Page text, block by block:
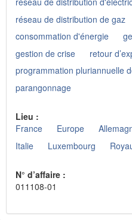
réseau de distribution de gaz
consommation d'énergie
gestion de crise
retour
programmation pluriannuelle
parangonnage
Lieu :
France
Europe
Italie
Luxembourg
N° d’affaire :
011108-01